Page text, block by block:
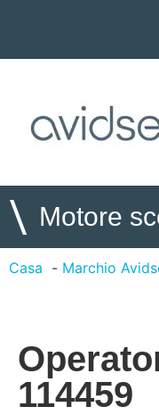
\ Motore
Casa Marchio
114459